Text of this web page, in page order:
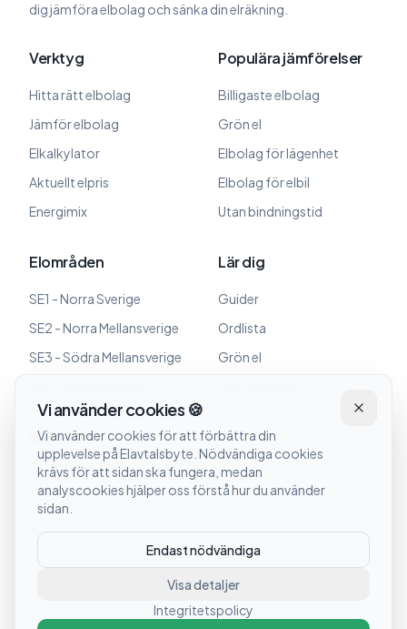
Vi använder cookies 🍪
Vi använder cookies för att förbättra din
upplevelse på Elavtalsbyte. Nödvändiga cookies
krävs för att sidan ska fungera, medan
analyscookies hjälper oss förstå hur du använder
sidan.
Endast nödvändiga
Visa detaljer
Integritetspolicy
dig jämföra elbolag och sänka din elräkning.
Verktyg
Hitta rätt elbolag
Jämför elbolag
Elkalkylator
Aktuellt elpris
Energimix
Populära jämförelser
Billigaste elbolag
Grön el
Elbolag för lägenhet
Elbolag för elbil
Utan bindningstid
Elområden
SE1 - Norra Sverige
SE2 - Norra Mellansverige
SE3 - Södra Mellansverige
Lär dig
Guider
Ordlista
Grön el
Om oss
Om oss
Kontakt
Integritetspolicy